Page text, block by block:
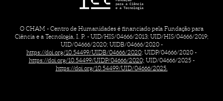
O CHAM - Centro de Humanidades é financiado pela Fundação para
Ciência e a Tecnologia, I. P. - UID/HIS/04666/2013; UID/HIS/04666/2019;
UID/04666/2020; UIDB/04666/2020 -
https://doi.org/10.54499/UIDB/04666/2020; UIDP/04666/2020 -
https://doi.org/10.54499/UIDP/04666/2020; UID/04666/2025 -
https://doi.org/10.54499/UID/04666/2025.